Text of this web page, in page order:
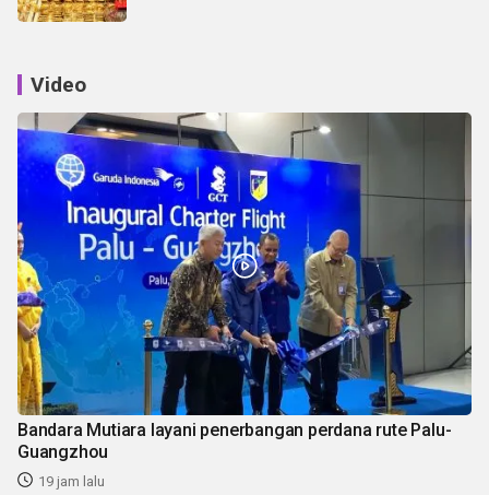
Video
Bandara Mutiara layani penerbangan perdana rute Palu-
Guangzhou
19 jam lalu